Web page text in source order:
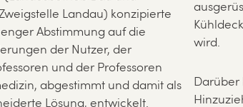
Landau) konzipierte
Abstimmung auf die
der Nutzer, der
und der Professoren
abgestimmt und damit als
Lösung, entwickelt.
wird.
Darüber